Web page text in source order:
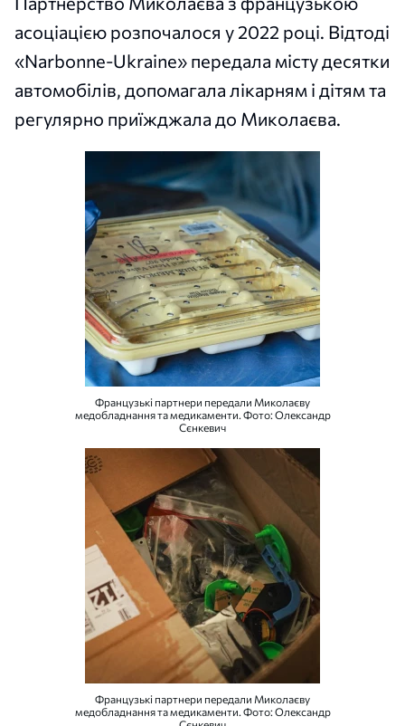
асоціацією розпочалося у 2022 році. Відтоді
«Narbonne-Ukraine» передала місту десятки
автомобілів, допомагала лікарням і дітям та
регулярно приїжджала до Миколаєва.
Французькі партнери передали Миколаєву
медобладнання та медикаменти. Фото: Олександр
Сєнкевич
Французькі партнери передали Миколаєву
медобладнання та медикаменти. Фото: Олександр